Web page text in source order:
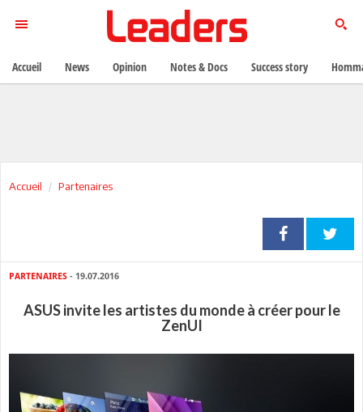
Accueil Partenaires
PARTENAIRES - 19.07.2016
ASUS invite les artistes du monde à créer pour le
ZenUI
Accueil News Opinion Notes & Docs Success story